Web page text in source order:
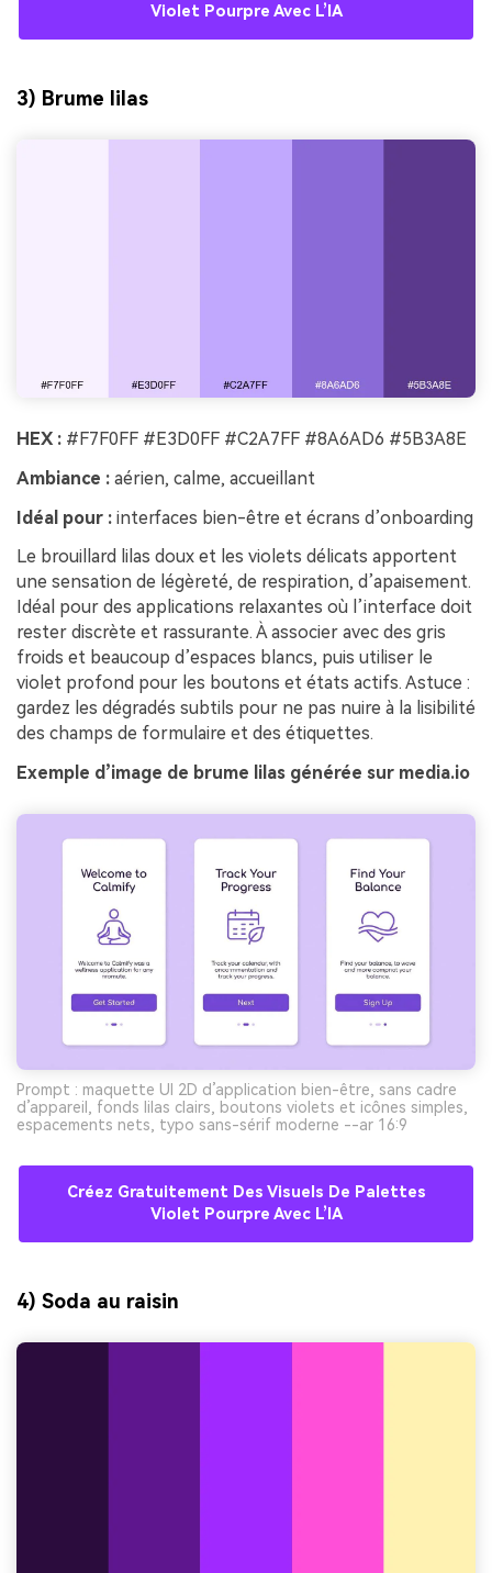
Violet Pourpre Avec L’IA
3) Brume lilas
HEX : #F7F0FF #E3D0FF #C2A7FF #8A6AD6 #5B3A8E
Ambiance : aérien, calme, accueillant
Idéal pour : interfaces bien-être et écrans d’onboarding
Le brouillard lilas doux et les violets délicats apportent
une sensation de légèreté, de respiration, d’apaisement.
Idéal pour des applications relaxantes où l’interface doit
rester discrète et rassurante. À associer avec des gris
froids et beaucoup d’espaces blancs, puis utiliser le
violet profond pour les boutons et états actifs. Astuce :
gardez les dégradés subtils pour ne pas nuire à la lisibilité
des champs de formulaire et des étiquettes.
Exemple d’image de brume lilas générée sur media.io
Prompt : maquette UI 2D d’application bien-être, sans cadre
d’appareil, fonds lilas clairs, boutons violets et icônes simples,
espacements nets, typo sans-sérif moderne --ar 16:9
Créez Gratuitement Des Visuels De Palettes
Violet Pourpre Avec L’IA
4) Soda au raisin